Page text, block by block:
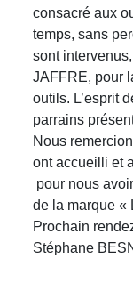
consacré aux
temps, sans
sont
JAFFRE, pour
outils. L’esprit
parrains
Nous
ont accueilli et
pour nous
de la marque «
Prochain
Stéphane